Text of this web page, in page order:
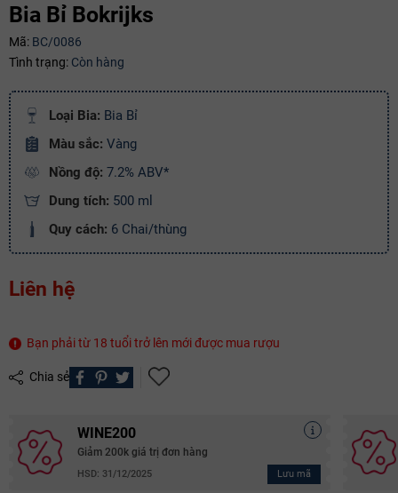
Bia Bỉ Bokrijks
Mã: BC/0086
Tình trạng: Còn hàng
Loại Bia: Bia Bỉ
Màu sắc: Vàng
Nồng độ: 7.2% ABV*
Dung tích: 500 ml
Quy cách: 6 Chai/thùng
Liên hệ
Bạn phải từ 18 tuổi trở lên mới được mua rượu
Chia sẻ
WINE200
Giảm 200k giá trị đơn hàng
HSD: 31/12/2025 Lưu mã
Mã giảm giá:
Điều kiện: